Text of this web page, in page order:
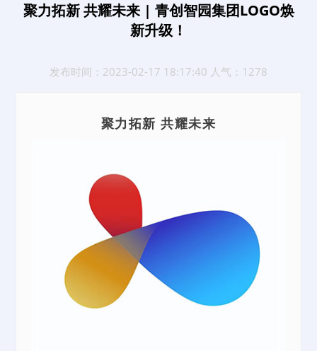
聚力拓新 共耀未来 | 青创智园集团LOGO焕
新升级！
发布时间：2023-02-17 18:17:40 人气：1278
聚力拓新 共耀未来